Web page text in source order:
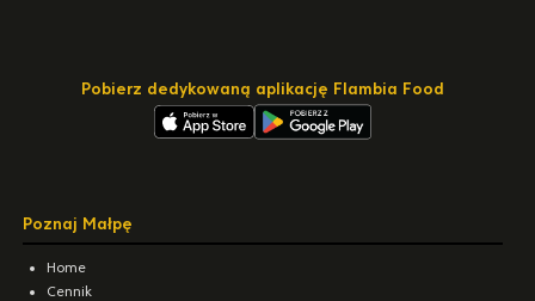
Pobierz dedykowaną aplikację Flambia Food
Poznaj Małpę
Home
Cennik